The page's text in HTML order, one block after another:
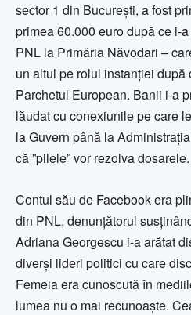
sector 1 din București, a fost
primea 60.000 euro după ce i-
PNL la Primăria Năvodari –
un altul pe rolul instanției după
Parchetul European. Banii i-a
lăudat cu conexiunile pe care
la Guvern până la
că ”pilele” vor rezolva dosarele.
Contul său de Facebook era
din PNL, denunțătorul
Adriana Georgescu i-a arătat
diverși lideri politici cu care
Femeia era cunoscută în
lumea nu o mai recunoaște.